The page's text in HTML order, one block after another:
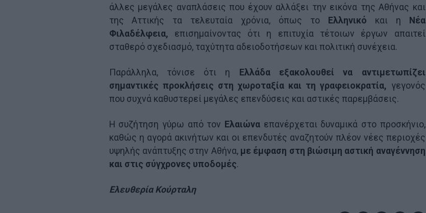
άλλες μεγάλες αναπλάσεις που έχουν αλλάξει την εικόνα της Αθήνας και
της Αττικής τα τελευταία χρόνια, όπως το
Ελληνικό και η Νέα
Φιλαδέλφεια, επισημαίνοντας ότι η επιτυχία τέτοιων έργων απαιτεί
σταθερό σχεδιασμό, ταχύτητα αδειοδοτήσεων και πολιτική συνέχεια.
Παράλληλα, τόνισε ότι η
Ελλάδα εξακολουθεί να αντιμετωπίζει
σημαντικές προκλήσεις στη χωροταξία και τη γραφειοκρατία, γεγονός
που συχνά καθυστερεί μεγάλες επενδύσεις και αστικές παρεμβάσεις.
Η συζήτηση γύρω από τον Ελαιώναεπανέρχεται δυναμικά στο προσκήνιο,
καθώς η αγορά ακινήτων και οι επενδυτές αναζητούν πλέον νέες περιοχές
υψηλής ανάπτυξης στην Αθήνα,με έμφαση στη βιώσιμη αστική αναγέννηση
και στις σύγχρονες υποδομές.
Ελευθερία Κούρταλη